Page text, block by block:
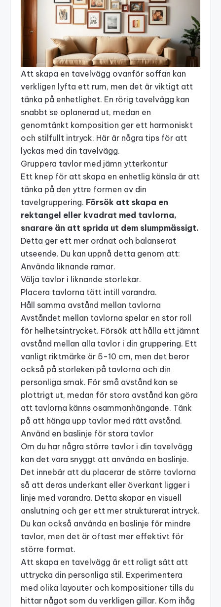
Att skapa en tavelvägg ovanför soffan kan
verkligen lyfta ett rum, men det är viktigt att
tänka på enhetlighet. En rörig tavelvägg kan
snabbt se oplanerad ut, medan en
genomtänkt komposition ger ett harmoniskt
och stilfullt intryck. Här är några tips för att
lyckas med din tavelvägg.
Gruppera tavlor med jämn ytterkontur
Ett knep för att skapa en enhetlig känsla är att
tänka på den yttre formen av din
tavelgruppering. Försök att skapa en
rektangel eller kvadrat med tavlorna,
snarare än att sprida ut dem slumpmässigt.
Detta ger ett mer ordnat och balanserat
utseende. Du kan uppnå detta genom att:
Använda liknande ramar.
Välja tavlor i liknande storlekar.
Placera tavlorna tätt intill varandra.
Håll samma avstånd mellan tavlorna
Avståndet mellan tavlorna spelar en stor roll
för helhetsintrycket. Försök att hålla ett jämnt
avstånd mellan alla tavlor i din gruppering. Ett
vanligt riktmärke är 5-10 cm, men det beror
också på storleken på tavlorna och din
personliga smak. För små avstånd kan se
plottrigt ut, medan för stora avstånd kan göra
att tavlorna känns osammanhängande. Tänk
på att hänga upp tavlor med rätt avstånd.
Använd en baslinje för stora tavlor
Om du har några större tavlor i din tavelvägg
kan det vara snyggt att använda en baslinje.
Det innebär att du placerar de större tavlorna
så att deras underkant eller överkant ligger i
linje med varandra. Detta skapar en visuell
anslutning och ger ett mer strukturerat intryck.
Du kan också använda en baslinje för mindre
tavlor, men det är oftast mer effektivt för
större format.
Att skapa en tavelvägg är ett roligt sätt att
uttrycka din personliga stil. Experimentera
med olika layouter och kompositioner tills du
hittar något som du verkligen gillar. Kom ihåg